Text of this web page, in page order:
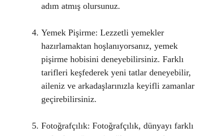
adım atmış olursunuz.
Yemek Pişirme: Lezzetli yemekler
hazırlamaktan hoşlanıyorsanız, yemek
pişirme hobisini deneyebilirsiniz. Farklı
tarifleri keşfederek yeni tatlar deneyebilir,
aileniz ve arkadaşlarınızla keyifli zamanlar
geçirebilirsiniz.
Fotoğrafçılık: Fotoğrafçılık, dünyayı farklı